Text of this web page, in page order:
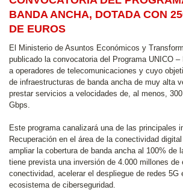
BANDA ANCHA, DOTADA CON
DE EUROS
El Ministerio de Asuntos Económicos y
publicado la convocatoria del Programa UNICO
a operadores de telecomunicaciones y cuyo
de infraestructuras de banda ancha de muy alta
prestar servicios a velocidades de, al menos,
Gbps.
Este programa canalizará una de las principales
Recuperación en el área de la conectividad
ampliar la cobertura de banda ancha al 100% de
tiene prevista una inversión de 4.000 millones de
conectividad, acelerar el despliegue de redes 5G
ecosistema de ciberseguridad.